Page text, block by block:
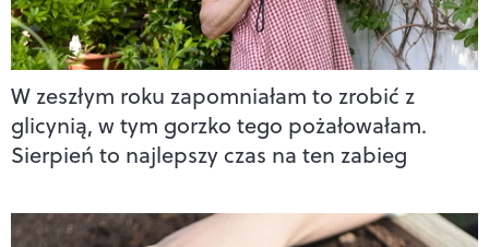
W zeszłym roku zapomniałam to zrobić z
glicynią, w tym gorzko tego pożałowałam.
Sierpień to najlepszy czas na ten zabieg